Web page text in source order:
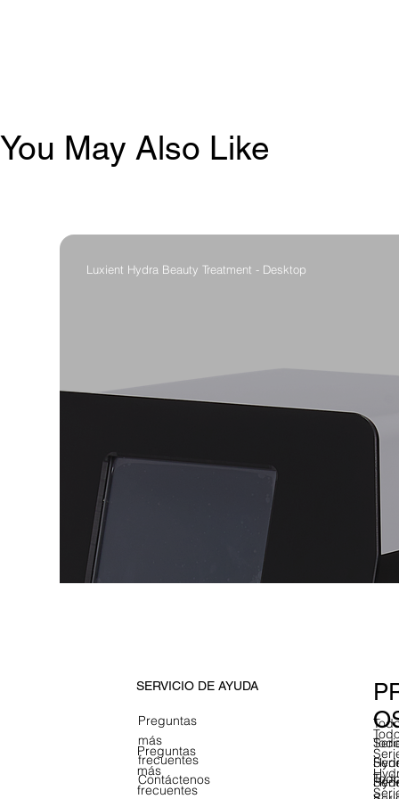
You May Also Like
Luxient Hydra Beauty Treatment - Desktop
SERVICIO DE AYUDA
Preguntas
más
frecuentes
Contáctenos
Preguntas
más
frecuentes